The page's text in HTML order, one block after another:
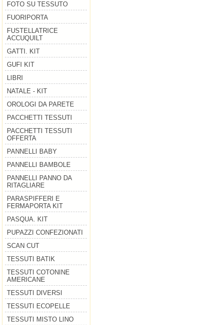
FOTO SU TESSUTO
FUORIPORTA
FUSTELLATRICE
ACCUQUILT
GATTI. KIT
GUFI KIT
LIBRI
NATALE - KIT
OROLOGI DA PARETE
PACCHETTI TESSUTI
PACCHETTI TESSUTI
OFFERTA
PANNELLI BABY
PANNELLI BAMBOLE
PANNELLI PANNO DA
RITAGLIARE
PARASPIFFERI E
FERMAPORTA KIT
PASQUA. KIT
PUPAZZI CONFEZIONATI
SCAN CUT
TESSUTI BATIK
TESSUTI COTONINE
AMERICANE
TESSUTI DIVERSI
TESSUTI ECOPELLE
TESSUTI MISTO LINO